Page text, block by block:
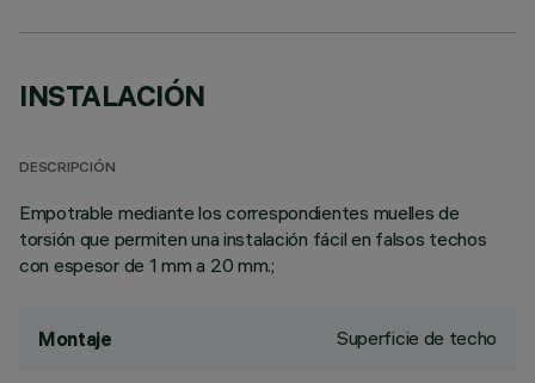
INSTALACIÓN
DESCRIPCIÓN
Empotrable mediante los correspondientes muelles de
torsión que permiten una instalación fácil en falsos techos
con espesor de 1 mm a 20 mm.;
Montaje Superficie de techo